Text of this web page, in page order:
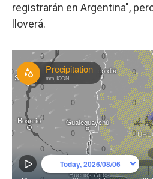
registrarán en Argentina",
lloverá.